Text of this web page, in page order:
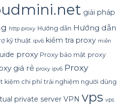
giải pháp
http proxy Hướng dẫn Hướng dẫn
kỹ thuật ipv6 kiểm tra proxy miễn
proxy Proxy bảo mật proxy
giá rẻ proxy ipv6 Proxy
kiệm chi phí trải nghiệm người dùng
private server VPN vps vps